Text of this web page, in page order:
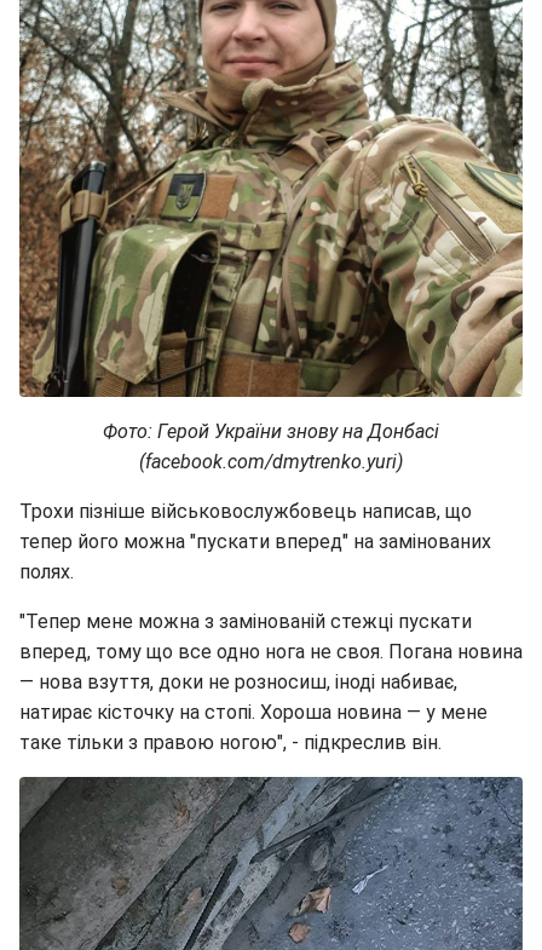
Фото: Герой України знову на Донбасі
(facebook.com/dmytrenko.yuri)
Трохи пізніше військовослужбовець написав, що
тепер його можна "пускати вперед" на замінованих
полях.
"Тепер мене можна з замінованій стежці пускати
вперед, тому що все одно нога не своя. Погана новина
— нова взуття, доки не розносиш, іноді набиває,
натирає кісточку на стопі. Хороша новина — у мене
таке тільки з правою ногою", - підкреслив він.